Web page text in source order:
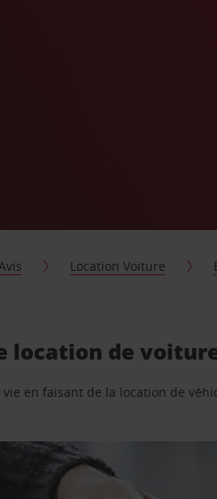
Location Voiture
location de
en faisant de la location de